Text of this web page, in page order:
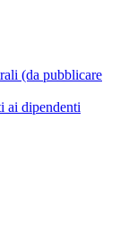
(da pubblicare
ai dipendenti